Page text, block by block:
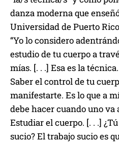
danza moderna que
Universidad de Puerto
“Yo lo considero
estudio de tu cuerpo a
mías. [. . .] Esa es la
Saber el control de tu
manifestarte. Es lo que a
debe hacer cuando uno
Estudiar el cuerpo. [. . .]
sucio? El trabajo sucio es